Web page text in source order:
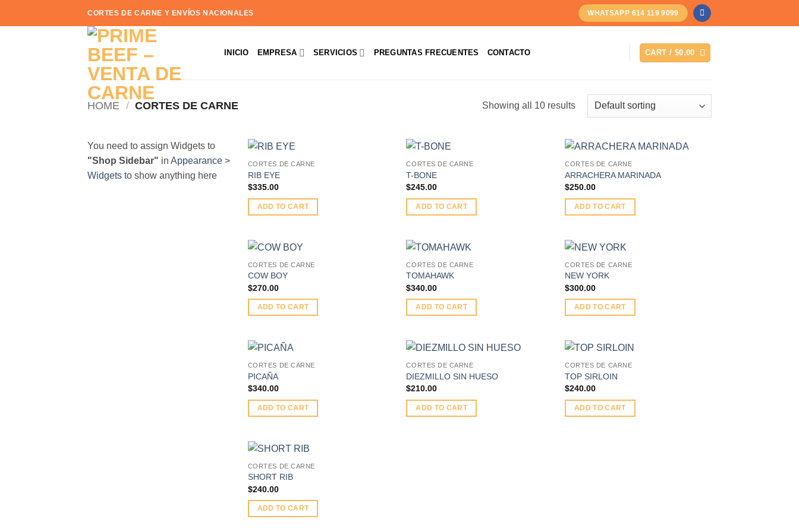
CORTES DE CARNE Y ENVÍOS NACIONALES WHATSAPP 614 119 9099
INICIO EMPRESA SERVICIOS PREGUNTAS FRECUENTES CONTACTO CART / $0.00
HOME / CORTES DE CARNE Showing all 10 results
You need to assign Widgets to
"Shop Sidebar" in Appearance >
Widgets to show anything here
CORTES DE CARNE
RIB EYE
$335.00
ADD TO CART
CORTES DE CARNE
T-BONE
$245.00
ADD TO CART
CORTES DE CARNE
ARRACHERA MARINADA
$250.00
ADD TO CART
CORTES DE CARNE
COW BOY
$270.00
ADD TO CART
CORTES DE CARNE
TOMAHAWK
$340.00
ADD TO CART
CORTES DE CARNE
NEW YORK
$300.00
ADD TO CART
CORTES DE CARNE
PICAÑA
$340.00
ADD TO CART
CORTES DE CARNE
DIEZMILLO SIN HUESO
$210.00
ADD TO CART
CORTES DE CARNE
TOP SIRLOIN
$240.00
ADD TO CART
CORTES DE CARNE
SHORT RIB
$240.00
ADD TO CART